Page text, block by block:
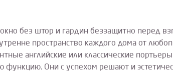
окно без штор и гардин беззащитно перед
пространство каждого дома от
английские или классические
функцию. Они с успехом решают и